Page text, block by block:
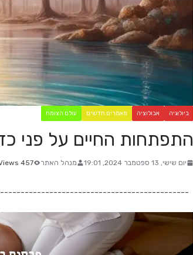
ביולוגיה אבולוציה מאמרים חדשים עולם הצומח
התפתחות החיים על פני
יום שישי, 13 ספטמבר 2024, 19:01 מנהל האתר 457 Views